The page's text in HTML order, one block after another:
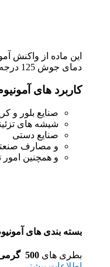
دمای جوش 125 درجه میباشد .
کاربرد های
صنایع بلور و
شیشه های
صنایع دستی
و مصارف
و همچنین امور
بسته بندی های
بطری های